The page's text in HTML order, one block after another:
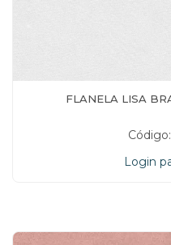
FLANELA LISA
Login